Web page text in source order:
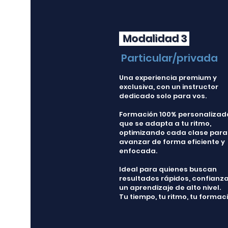
Modalidad 3
Particular/privada
Una experiencia premium y
exclusiva, con un instructor
dedicado solo para vos.
Formación 100%
que se adapta a tu ritmo,
optimizando cada clase para
avanzar de forma eficiente y
enfocada.
Ideal para quienes buscan
resultados rápidos,
un aprendizaje de alto nivel.
Tu tiempo, tu ritmo, tu